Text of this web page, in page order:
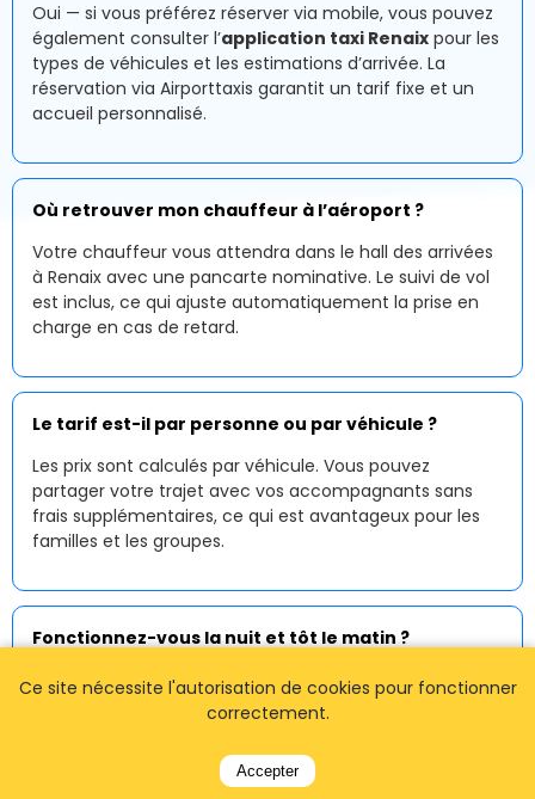
Oui — si vous préférez réserver via mobile, vous pouvez
également consulter l’application taxi Renaix pour les
types de véhicules et les estimations d’arrivée. La
réservation via Airporttaxis garantit un tarif fixe et un
accueil personnalisé.
Où retrouver mon chauffeur à l’aéroport ?
Votre chauffeur vous attendra dans le hall des arrivées
à Renaix avec une pancarte nominative. Le suivi de vol
est inclus, ce qui ajuste automatiquement la prise en
charge en cas de retard.
Le tarif est-il par personne ou par véhicule ?
Les prix sont calculés par véhicule. Vous pouvez
partager votre trajet avec vos accompagnants sans
frais supplémentaires, ce qui est avantageux pour les
familles et les groupes.
Fonctionnez-vous la nuit et tôt le matin ?
Oui, notreservice de taxi à Renaixest disponible
24h/24 et 7j/7. Les arrivées tardives et les départs
Ce site nécessite l'autorisation de cookies pour fonctionner
correctement.
Accepter